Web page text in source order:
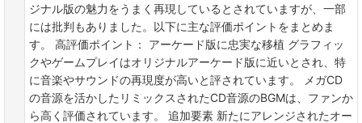
ジナル版の魅力をうまく再現しているとされていますが、一部
には批判もありました。以下に主な評価ポイントをまとめま
す。 高評価ポイント： アーケード版に忠実な移植 グラフィッ
クやゲームプレイはオリジナルアーケード版に近いとされ、特
に音楽やサウンドの再現度が高いと評されています。 メガCD
の音源を活かしたリミックスされたCD音源のBGMは、ファンか
ら高く評価されています。 追加要素 新たにアレンジされたオー